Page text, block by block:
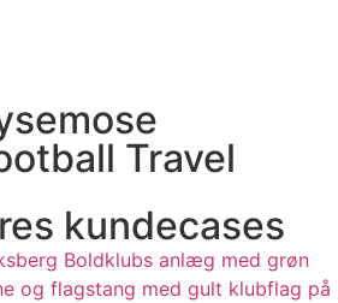
Travel
kundecases